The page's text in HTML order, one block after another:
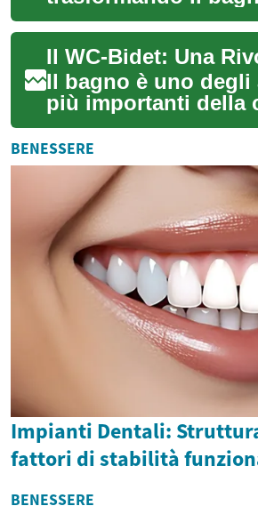
domestico: una
che unisce igiene
comfort e sos...
Il bagno è uno degli
più importanti della
negli ultimi anni
assistito a una vera
r...
BENESSERE
Impianti Dentali:
fattori di stabilità
BENESSERE